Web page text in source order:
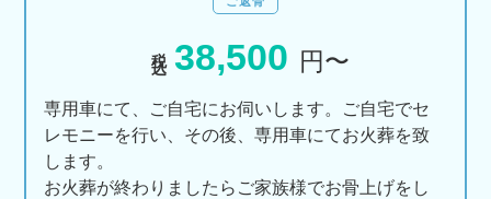
38,500 円〜
専用車にて、ご自宅にお伺いします。ご自宅でセ
レモニーを行い、その後、専用車にてお火葬を致
します。
お火葬が終わりましたらご家族様でお骨上げをし